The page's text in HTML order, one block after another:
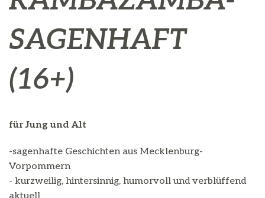
SAGENHAFT
(16+)
für Jung und Alt
-sagenhafte Geschichten aus Mecklenburg-
Vorpommern
- kurzweilig, hintersinnig, humorvoll und verblüffend